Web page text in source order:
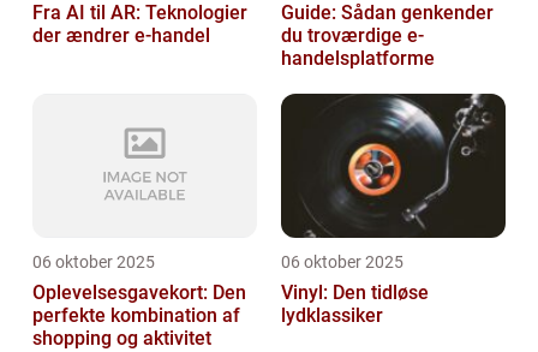
Fra AI til AR: Teknologier
der ændrer e-handel
Guide: Sådan genkender
du troværdige e-
handelsplatforme
06 oktober 2025
Oplevelsesgavekort: Den
perfekte kombination af
shopping og aktivitet
06 oktober 2025
Vinyl: Den tidløse
lydklassiker